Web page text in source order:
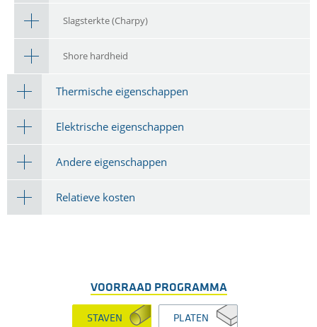
Slagsterkte (Charpy)
Shore hardheid
Thermische eigenschappen
Elektrische eigenschappen
Andere eigenschappen
Relatieve kosten
VOORRAAD PROGRAMMA
STAVEN PLATEN